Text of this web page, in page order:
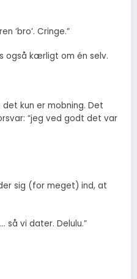
‘bro’. Cringe.”
også kærligt om én selv.
det kun er mobning. Det
“jeg ved godt det var
sig (for meget) ind, at
så vi dater. Delulu.”